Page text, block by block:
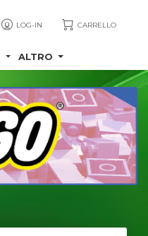
LOG-IN CARRELLO
ALTRO